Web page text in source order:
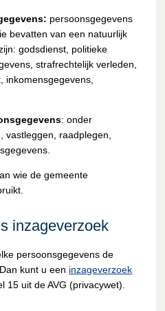
persoonsgegevens
bevatten van een natuurlijk
godsdienst, politieke
strafrechtelijk verleden,
inkomensgegevens,
: onder
vastleggen, raadplegen,
wie de gemeente
inzageverzoek
persoonsgegevens de
kunt u een inzageverzoek
15 uit de AVG (privacywet).